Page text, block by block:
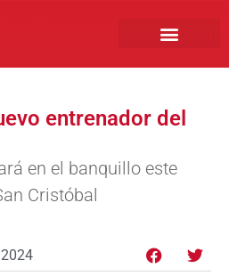
entrenador del
en el banquillo este
Cristóbal